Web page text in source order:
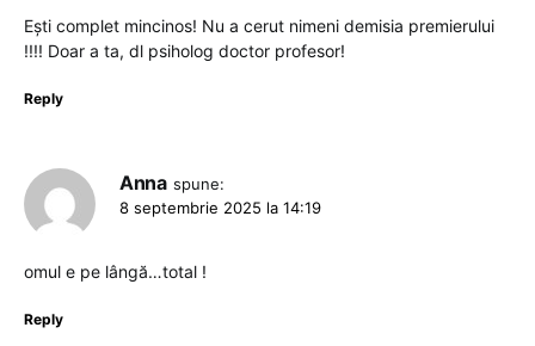
Ești complet mincinos! Nu a cerut nimeni demisia premierului
!!!! Doar a ta, dl psiholog doctor profesor!
Reply
Anna spune:
8 septembrie 2025 la 14:19
omul e pe lângă…total !
Reply